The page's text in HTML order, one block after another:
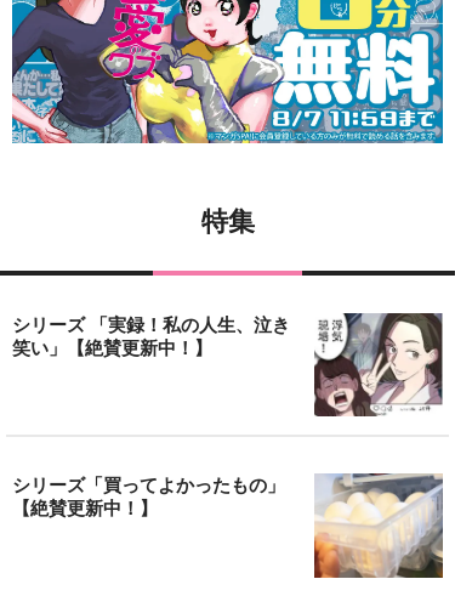
特集
シリーズ 「実録！私の人生、泣き
笑い」【絶賛更新中！】
シリーズ「買ってよかったもの」
【絶賛更新中！】